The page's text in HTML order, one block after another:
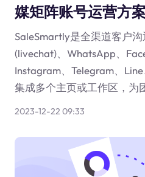
媒矩阵账号运营方
SaleSmartly是全渠道客户
(livechat)、WhatsApp、
Instagram、Telegram、
集成多个主页或工作区，为
2023-12-22 09:33